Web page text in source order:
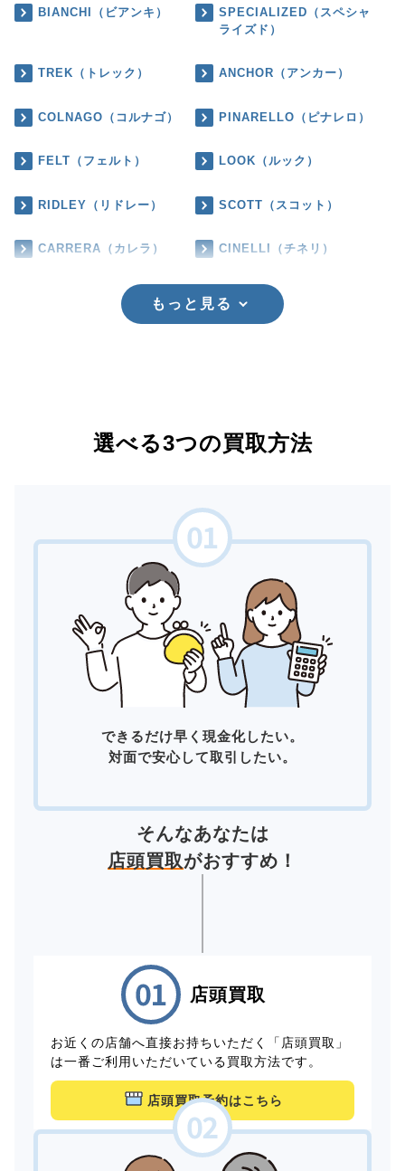
BIANCHI（ビアンキ）
SPECIALIZED（スペシャ
ライズド）
TREK（トレック） ANCHOR（アンカー）
COLNAGO（コルナゴ） PINARELLO（ピナレロ）
FELT（フェルト） LOOK（ルック）
RIDLEY（リドレー） SCOTT（スコット）
CARRERA（カレラ） CINELLI（チネリ）
もっと見る
選べる3つの買取方法
できるだけ早く現金化したい。
対面で安心して取引したい。
そんなあなたは
店頭買取がおすすめ！
店頭買取
お近くの店舗へ直接お持ちいただく「店頭買取」
は一番ご利用いただいている買取方法です。
店頭買取予約はこちら